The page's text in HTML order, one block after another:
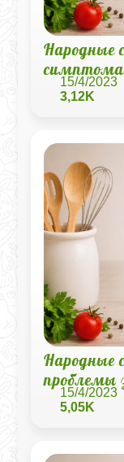
Народные
15/4/2023
3,12K
Народные
проблемы
15/4/2023
5,05K